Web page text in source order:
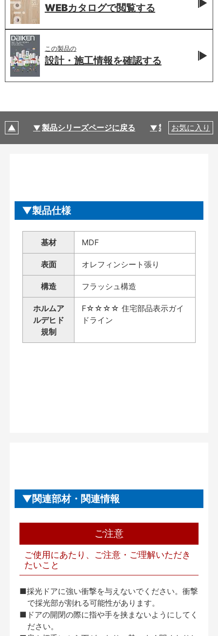
WEBカタログで閲覧する
この製品の
設計・施工情報を確認する
製品シリーズページに戻る 製品仕様
お気に入り
製品仕様
基材 MDF
表面 オレフィンシート張り
構造 フラッシュ構造
ホルムア
ルデヒド
規制
F☆☆☆☆ 住宅部品表示ガイ
ドライン
関連部材・関連情報
ご注意
ご使用にあたり、ご注意・ご理解いただき
たいこと
■採光ドアに強い衝撃を与えないでください。衝撃
で採光部が割れる可能性があります。
■ドアの開閉の際に指や手を挟まないようにしてく
ださい。